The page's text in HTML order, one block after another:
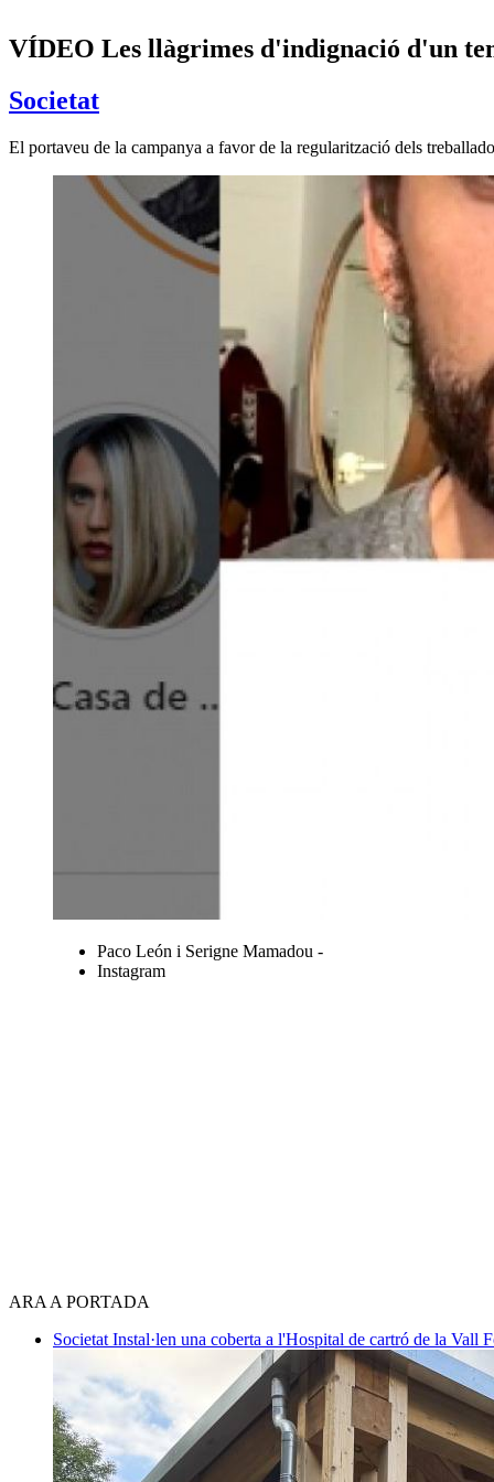
VÍDEO Les llàgrimes d'indignació d'un
Societat
El portaveu de la campanya a favor de la regularització dels
Paco León i Serigne Mamadou -
Instagram
ARA A PORTADA
Societat Instal·len una coberta a l'Hospital de cartró de la Vall